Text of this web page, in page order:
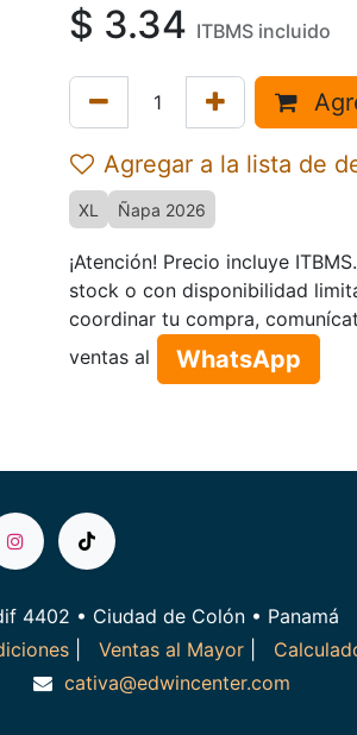
$ 3.34 ITBMS incluido
Agregar a la lista de
XL Ñapa 2026
¡Atención! Precio incluye
stock o con disponibilidad
coordinar tu compra,
ventas al
WhatsApp​​​​
4402 • Ciudad de Colón • Panamá
Ventas al Mayor
cativa@edwincenter.com